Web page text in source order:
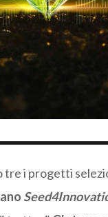
tre i progetti